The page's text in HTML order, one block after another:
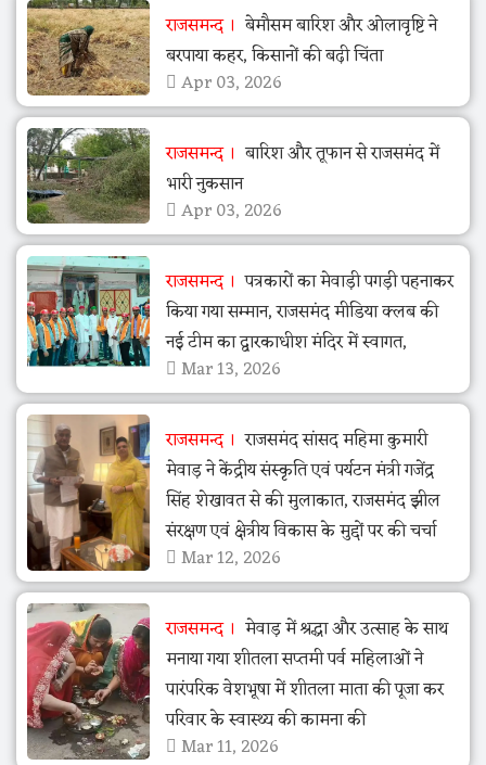
राजसमन्द
बेमौसम बारिश और ओलावृष्टि ने
बरपाया कहर, किसानों की बढ़ी चिंता
Apr 03, 2026
राजसमन्द
बारिश और तूफान से राजसमंद में
भारी नुकसान
Apr 03, 2026
राजसमन्द
पत्रकारों का मेवाड़ी पगड़ी पहनाकर
किया गया सम्मान, राजसमंद मीडिया क्लब की
नई टीम का द्वारकाधीश मंदिर में स्वागत,
Mar 13, 2026
राजसमन्द
राजसमंद सांसद महिमा कुमारी
मेवाड़ ने केंद्रीय संस्कृति एवं पर्यटन मंत्री गजेंद्र
सिंह शेखावत से की मुलाकात, राजसमंद झील
संरक्षण एवं क्षेत्रीय विकास के मुद्दों पर की चर्चा
Mar 12, 2026
राजसमन्द
मेवाड़ में श्रद्धा और उत्साह के साथ
मनाया गया शीतला सप्तमी पर्व महिलाओं ने
पारंपरिक वेशभूषा में शीतला माता की पूजा कर
परिवार के स्वास्थ्य की कामना की
Mar 11, 2026